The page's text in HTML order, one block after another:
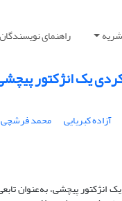
راهنمای نویسندگان
یک انژکتور
آزاده کبریایی
محمد فرشچی
انژکتور پیچشی، به‌عنوان